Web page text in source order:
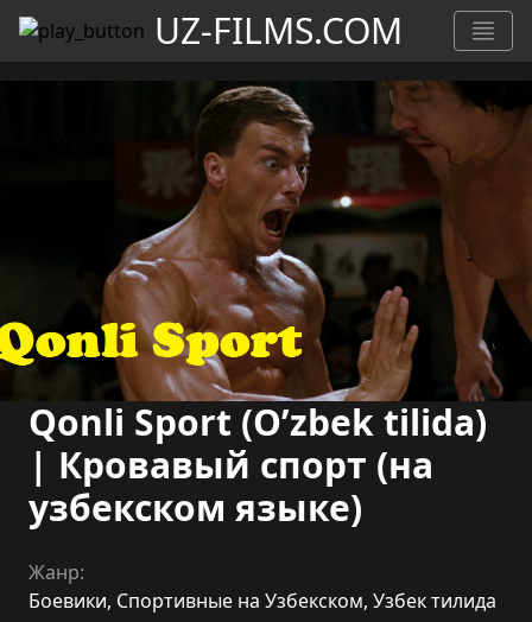
UZ-FILMS.COM
Qonli Sport (O’zbek tilida)
| Кровавый спорт (на
узбекском языке)
Жанр:
Боевики, Спортивные на Узбекском, Узбек тилида